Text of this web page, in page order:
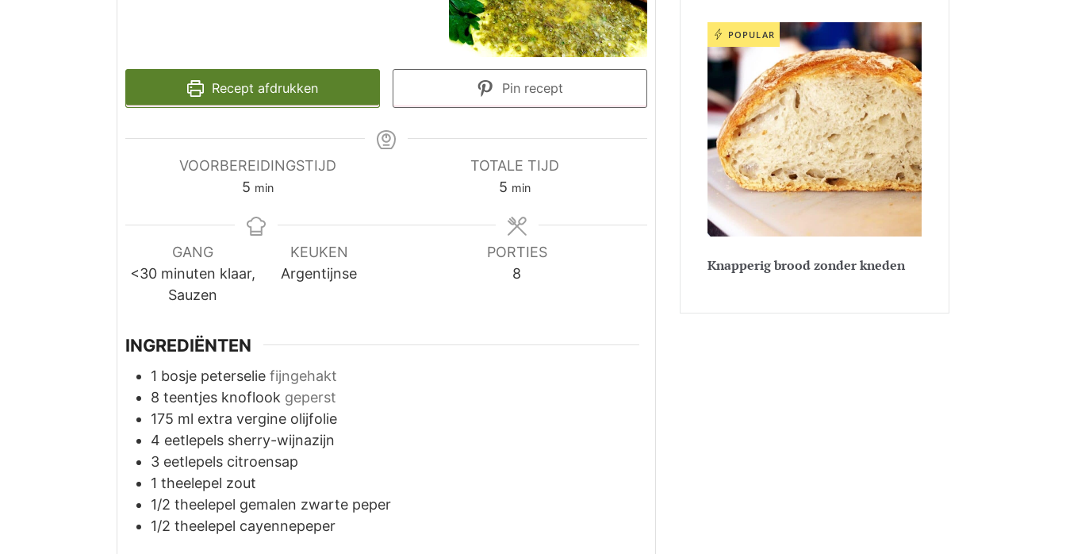
Recept afdrukken Pin recept
VOORBEREIDINGSTIJD
5 minuten
min
TOTALE TIJD
5 minuten
min
GANG
<30 minuten klaar,
Sauzen
KEUKEN
Argentijnse
PORTIES
8
INGREDIËNTEN
1 bosje peterselie fijngehakt
8 teentjes knoflook geperst
175 ml extra vergine olijfolie
4 eetlepels sherry-wijnazijn
3 eetlepels citroensap
1 theelepel zout
1/2 theelepel gemalen zwarte peper
1/2 theelepel cayennepeper
POPULAR
Knapperig brood zonder kneden